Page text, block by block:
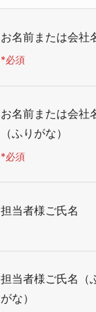
お名前または会社
*必須
お名前または会社
（ふりがな）
*必須
担当者様ご氏名
担当者様ご氏名（
がな）